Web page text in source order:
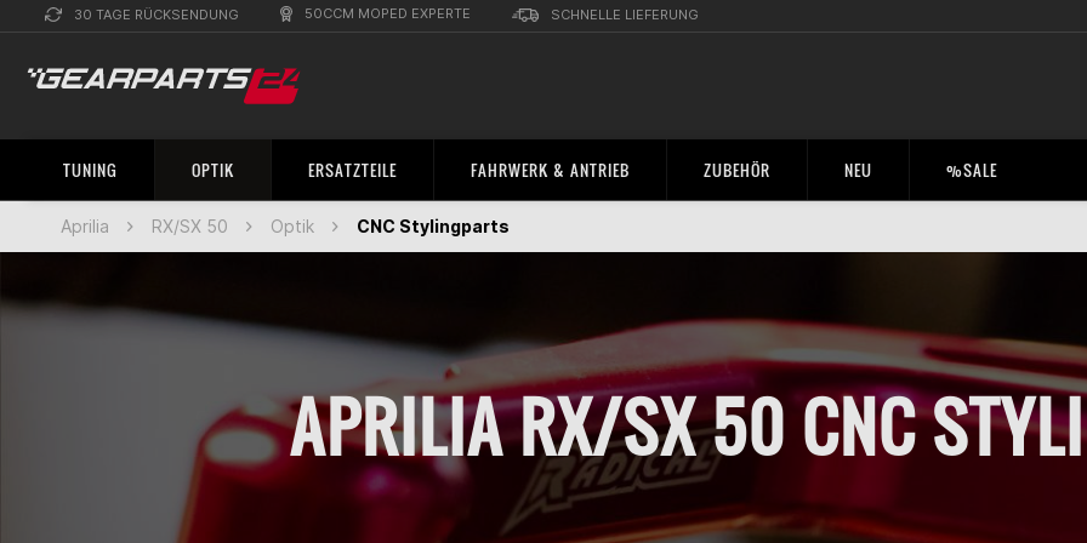
30 TAGE RÜCKSENDUNG 50CCM MOPED EXPERTE SCHNELLE LIEFERUNG
TUNING OPTIK ERSATZTEILE FAHRWERK & ANTRIEB ZUBEHÖR NEU %SALE
Aprilia RX/SX 50 Optik CNC Stylingparts
APRILIA RX/SX 50 CNC